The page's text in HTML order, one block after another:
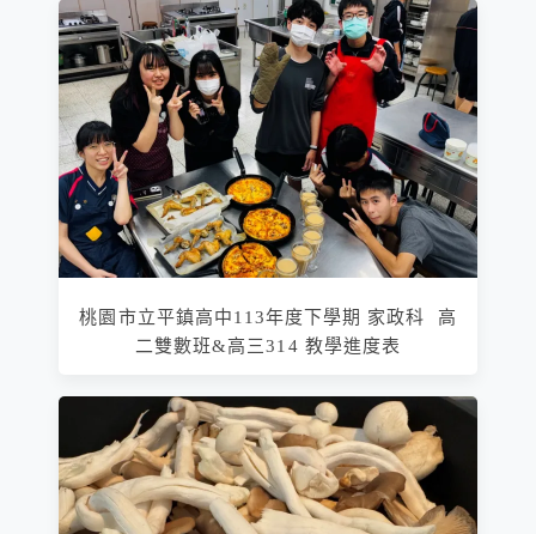
桃園市立平鎮高中113年度下學期 家政科 高
二雙數班&高三314 教學進度表